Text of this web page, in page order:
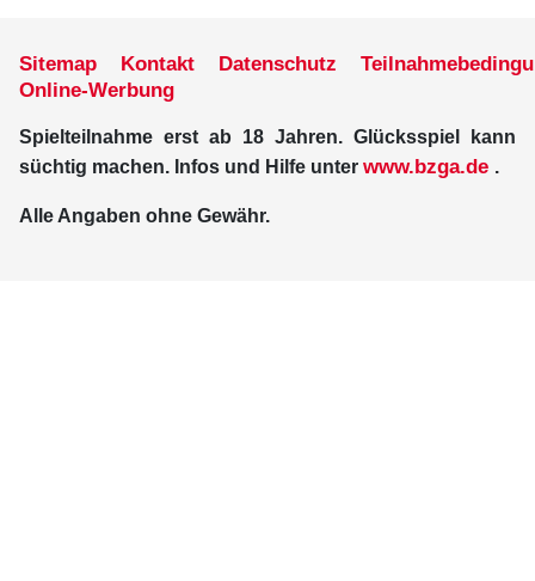
Sitemap Kontakt Datenschutz
Online-Werbung
Spielteilnahme erst ab 18 Jahren. Glücksspiel kann
süchtig machen. Infos und Hilfe unter www.bzga.de .
Alle Angaben ohne Gewähr.